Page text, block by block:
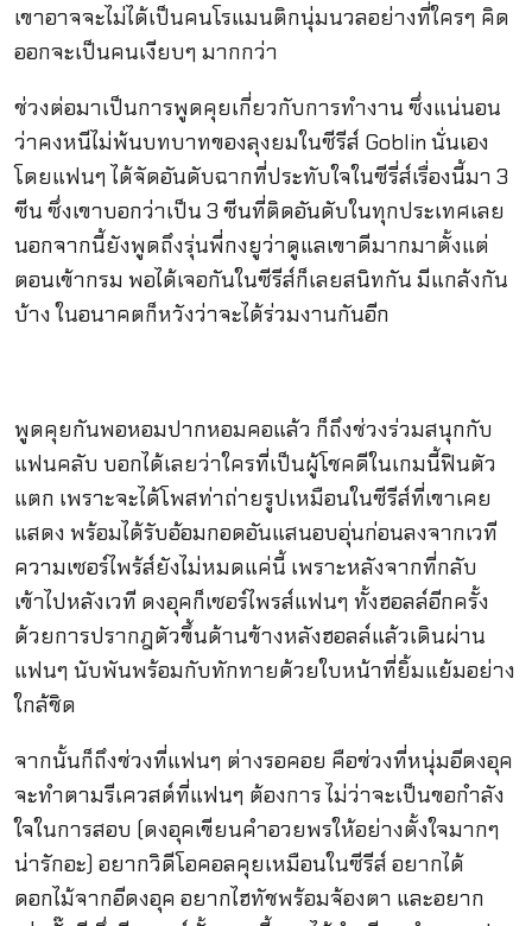
เขาอาจจะไม่ได้เป็นคนโรแมนติกนุ่มนวลอย่างที่ใครๆ คิด
ออกจะเป็นคนเงียบๆ มากกว่า
ช่วงต่อมาเป็นการพูดคุยเกี่ยวกับการทำงาน ซึ่งแน่นอน
ว่าคงหนีไม่พ้นบทบาทของลุงยมในซีรีส์ Goblin นั่นเอง
โดยแฟนๆ ได้จัดอันดับฉากที่ประทับใจในซีรี่ส์เรื่องนี้มา 3
ซีน ซึ่งเขาบอกว่าเป็น 3 ซีนที่ติดอันดับในทุกประเทศเลย
นอกจากนี้ยังพูดถึงรุ่นพี่กงยูว่าดูแลเขาดีมากมาตั้งแต่
ตอนเข้ากรม พอได้เจอกันในซีรีส์ก็เลยสนิทกัน มีแกล้งกัน
บ้าง ในอนาคตก็หวังว่าจะได้ร่วมงานกันอีก
พูดคุยกันพอหอมปากหอมคอแล้ว ก็ถึงช่วงร่วมสนุกกับ
แฟนคลับ บอกได้เลยว่าใครที่เป็นผู้โชคดีในเกมนี้ฟินตัว
แตก เพราะจะได้โพสท่าถ่ายรูปเหมือนในซีรีส์ที่เขาเคย
แสดง พร้อมได้รับอ้อมกอดอันแสนอบอุ่นก่อนลงจากเวที
ความเซอร์ไพร้ส์ยังไม่หมดแค่นี้ เพราะหลังจากที่กลับ
เข้าไปหลังเวที ดงอุคก็เซอร์ไพรส์แฟนๆ ทั้งฮอลล์อีกครั้ง
ด้วยการปรากฎตัวขึ้นด้านข้างหลังฮอลล์แล้วเดินผ่าน
แฟนๆ นับพันพร้อมกับทักทายด้วยใบหน้าที่ยิ้มแย้มอย่าง
ใกล้ชิด
จากนั้นก็ถึงช่วงที่แฟนๆ ต่างรอคอย คือช่วงที่หนุ่มอีดงอุค
จะทำตามรีเควสต์ที่แฟนๆ ต้องการ ไม่ว่าจะเป็นขอกำลัง
ใจในการสอบ (ดงอุคเขียนคำอวยพรให้อย่างตั้งใจมากๆ
น่ารักอะ) อยากวิดีโอคอลคุยเหมือนในซีรีส์ อยากได้
ดอกไม้จากอีดงอุค อยากไฮทัชพร้อมจ้องตา และอยาก